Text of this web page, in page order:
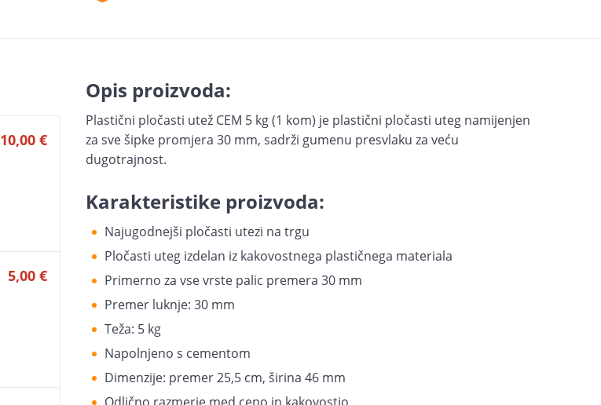
Opis proizvoda:
Plastični pločasti utež CEM 5 kg (1 kom) je plastični pločasti uteg namijenjen
za sve šipke promjera 30 mm, sadrži gumenu presvlaku za veću
dugotrajnost.
Karakteristike proizvoda:
Najugodnejši pločasti utezi na trgu
Pločasti uteg izdelan iz kakovostnega plastičnega materiala
Primerno za vse vrste palic premera 30 mm
Premer luknje: 30 mm
Teža: 5 kg
Napolnjeno s cementom
Dimenzije: premer 25,5 cm, širina 46 mm
10,00 €
5,00 €